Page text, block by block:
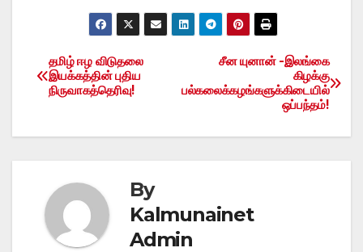
Post
navigation
சீன யுனான் -இலங்கை
கிழக்கு
பல்கலைக்கழங்களுக்கிடையில்
ஒப்பந்தம்!
தமிழ் ஈழ விடுதலை
இயக்கத்தின் புதிய
நிருவாகத்தெரிவு!
By
Kalmunainet
Admin